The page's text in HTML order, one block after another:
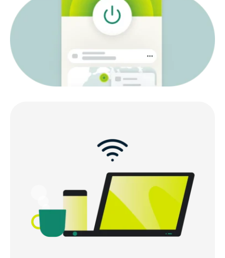
Funcțiile ExpressVPN pentru iOS
Compatibil cu toate dispozitivele tale iOS
De ce să alegi ExpressVPN pentru iOS?
Încearcă ExpressVPN fără riscuri pe iPhone și iPad